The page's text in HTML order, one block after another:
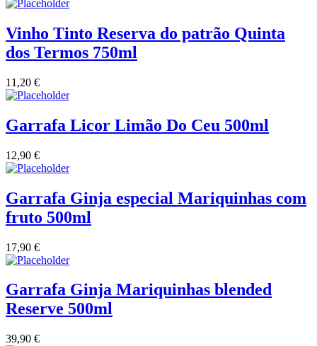
Só Vinha
Trois Setubal
Vinhos Estrangeiros
Vinho Tinto Reserva do patrão Quinta
dos Termos 750ml
11,20 €
Garrafa Licor Limão Do Ceu 500ml
12,90 €
Garrafa Ginja especial Mariquinhas com
fruto 500ml
17,90 €
Garrafa Ginja Mariquinhas blended
Reserve 500ml
39,90 €